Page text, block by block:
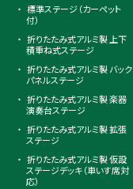
標準ステージ（カーペット
付）
折りたたみ式アルミ製 上下
積重ね式ステージ
折りたたみ式アルミ製 バック
パネルステージ
折りたたみ式アルミ製 楽器
演奏台ステージ
折りたたみ式アルミ製 拡張
ステージ
折りたたみ式アルミ製 仮設
ステージデッキ（車いす席対
応）